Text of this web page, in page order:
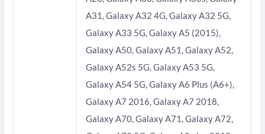
A31, Galaxy A32 4G, Galaxy A32 5G,
Galaxy A33 5G, Galaxy A5 (2015),
Galaxy A50, Galaxy A51, Galaxy A52,
Galaxy A52s 5G, Galaxy A53 5G,
Galaxy A54 5G, Galaxy A6 Plus (A6+),
Galaxy A7 2016, Galaxy A7 2018,
Galaxy A70, Galaxy A71, Galaxy A72,